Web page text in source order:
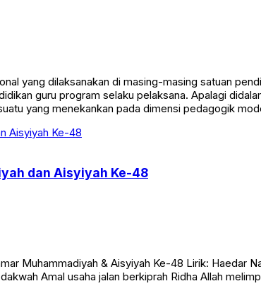
yang dilaksanakan di masing-masing satuan
guru program selaku pelaksana. Apalagi
yang menekankan pada dimensi pedagogik
dan Aisyiyah Ke-48
Muhammadiyah & Aisyiyah Ke-48 Lirik: Haedar
Amal usaha jalan berkiprah Ridha Allah